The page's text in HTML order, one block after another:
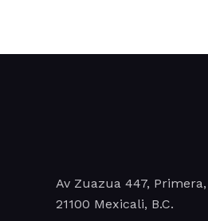
Av Zuazua 447, Primera,
21100 Mexicali, B.C.